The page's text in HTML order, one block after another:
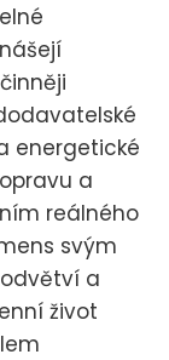
energetické
a
reálného
svým
a
život